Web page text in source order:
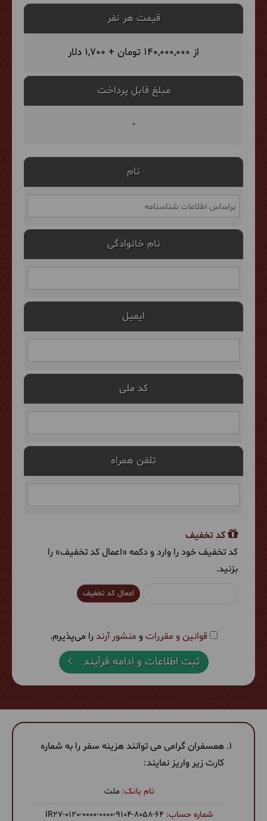
قیمت هر نفر
از 140,000,000 تومان + 1,700 دلار
مبلغ قابل پرداخت
-
نام
نام خانوادگی
ایمیل
کد ملی
تلفن همراه
کد تخفیف
کد تخفیف خود را وارد و دکمه «اعمال کد تخفیف» را
بزنید.
اعمال کد تخفیف
قوانین و مقررات و منشور آرند را می‌پذیرم.
ثبت اطلاعات و ادامه فرآیند
همسفران گرامی می توانند هزینه سفر را به شماره
کارت زیر واریز نمایند:
ملت
‎IR27-0120-0000-0000-9104-8058-64